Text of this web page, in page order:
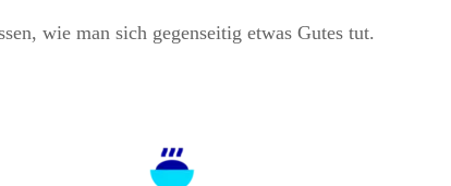
wie man sich gegenseitig etwas Gutes tut.